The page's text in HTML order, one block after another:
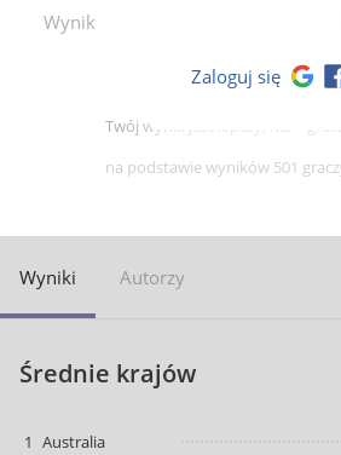
Wynik --
Twój wynik jest lepszy, niż --
na podstawie wyników 501
Zaloguj się
Wyniki Autorzy
Średnie krajów
1 Australia